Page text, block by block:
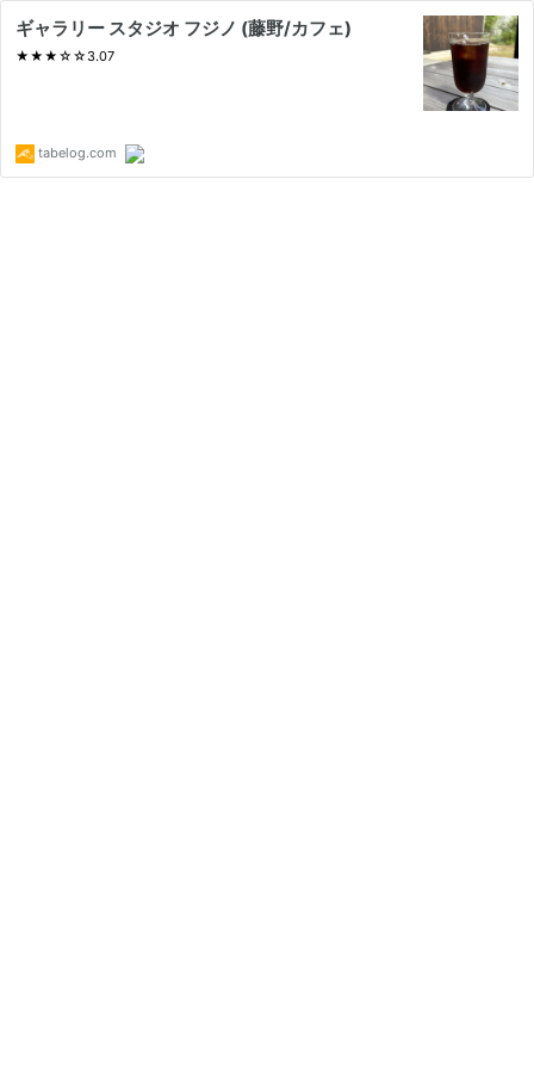
ギャラリー スタジオ フジノ (藤野/カフェ)
★★★☆☆3.07
tabelog.com